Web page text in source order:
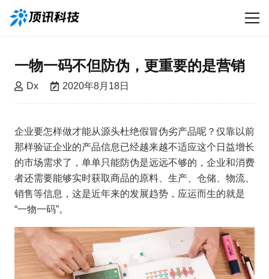
一物一码不但防伪，更重要的是营销
Dx 2020年8月18日
企业要怎样做才能从源头杜绝假冒伪劣产品呢？仅靠以前
那样验证企业的产品信息已经越来越不适应这个日益增长
的市场需求了，单单只能防伪是远远不够的，企业和消费
者还需要能够实时获取商品的原料、生产、仓储、物流、
销售等信息，这是近年来的发展趋势，应运而生的就是
“一物一码”。